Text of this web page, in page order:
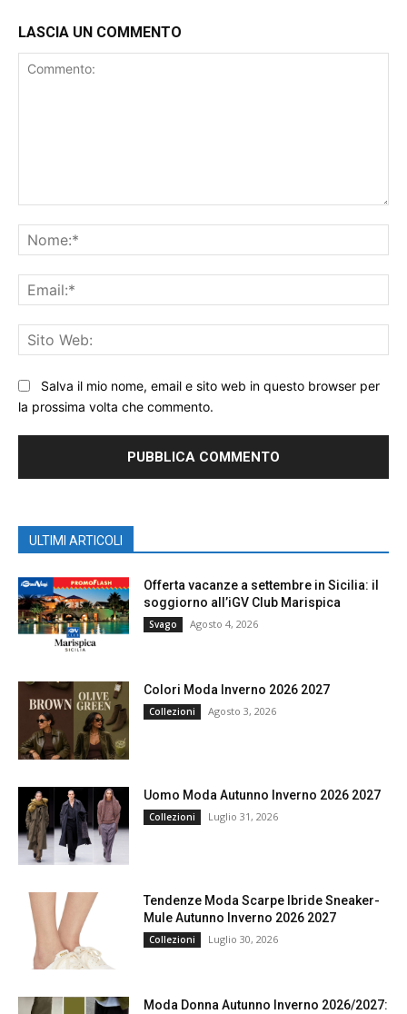
LASCIA UN COMMENTO
Salva il mio nome, email e sito web in questo browser per
la prossima volta che commento.
ULTIMI ARTICOLI
Offerta vacanze a settembre in Sicilia: il
soggiorno all’iGV Club Marispica
Svago Agosto 4, 2026
Colori Moda Inverno 2026 2027
Collezioni Agosto 3, 2026
Uomo Moda Autunno Inverno 2026 2027
Collezioni Luglio 31, 2026
Tendenze Moda Scarpe Ibride Sneaker-
Mule Autunno Inverno 2026 2027
Collezioni Luglio 30, 2026
Moda Donna Autunno Inverno 2026/2027: